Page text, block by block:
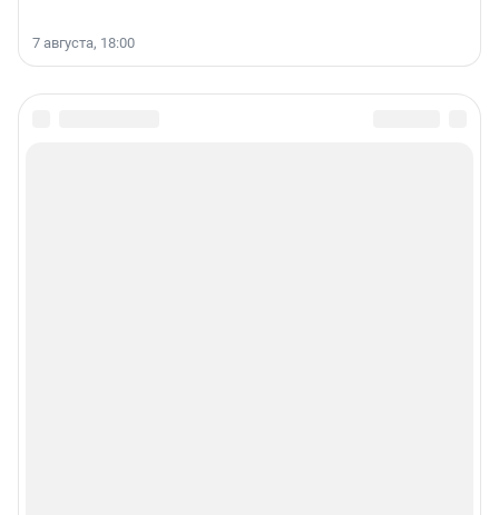
7 августа, 18:00